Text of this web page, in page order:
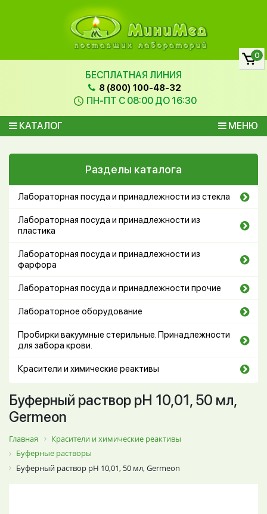
БЕСПЛАТНАЯ ЛИНИЯ
8 (800) 100-48-32
ПН-ПТ С 08:00 ДО 16:30
КАТАЛОГ МЕНЮ
0
Разделы каталога
Лабораторная посуда и принадлежности из стекла
Лабораторная посуда и принадлежности из
пластика
Лабораторная посуда и принадлежности из
фарфора
Лабораторная посуда и принадлежности прочие
Лабораторное оборудование
Пробирки вакуумные стерильные. Принадлежности
для забора крови.
Красители и химические реактивы
Буферный раствор pH 10,01, 50 мл,
Germeon
Главная
Красители и химические реактивы
Буферные растворы
Буферный раствор pH 10,01, 50 мл, Germeon